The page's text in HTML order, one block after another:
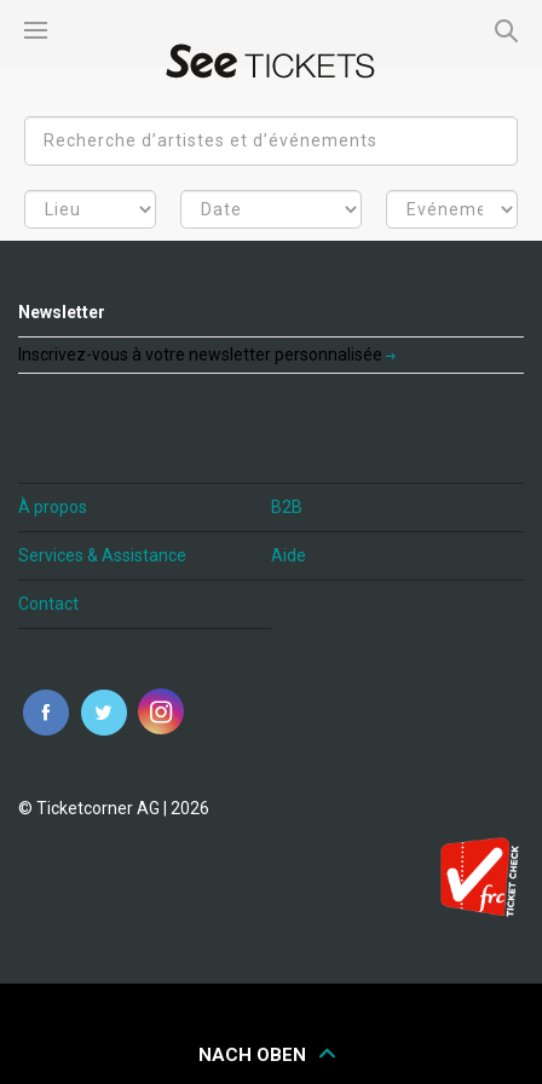
Newsletter
Inscrivez-vous à votre newsletter personnalisée
À propos B2B
Services & Assistance Aide
Contact
fr
© Ticketcorner AG | 2026
NACH OBEN